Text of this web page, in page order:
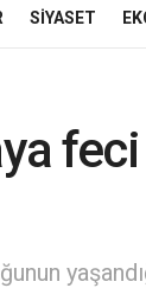
SIYASET